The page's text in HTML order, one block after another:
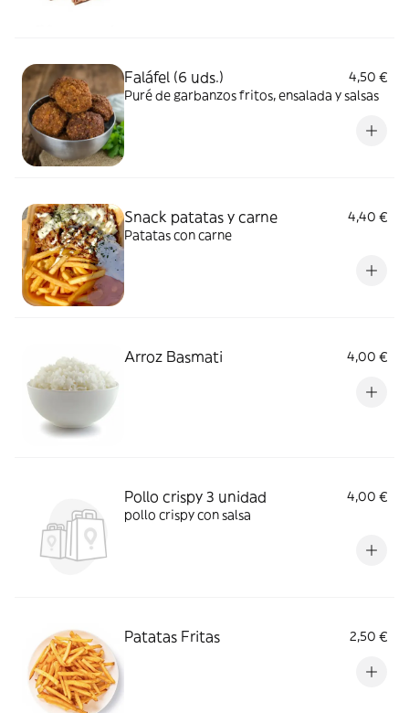
Faláfel (6 uds.)
4,50 €
Puré de garbanzos fritos, ensalada y salsas
Snack patatas y carne
4,40 €
Patatas con carne
Arroz Basmati 4,00 €
Pollo crispy 3 unidad
4,00 €
pollo crispy con salsa
Patatas Fritas 2,50 €